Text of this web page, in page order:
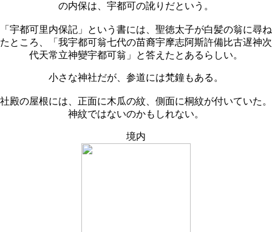
の内保は、宇都可の訛りだという。
「宇都可里内保記」という書には、聖徳太子が白髪の翁に尋ね
たところ、「我宇都可翁七代の苗裔宇摩志阿斯許備比古遅神次
代天常立神變宇都可翁」と答えたとあるらしい。
小さな神社だが、参道には梵鐘もある。
社殿の屋根には、正面に木瓜の紋、側面に桐紋が付いていた。
神紋ではないのかもしれない。
境内